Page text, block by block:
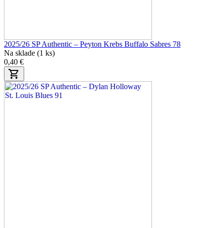
2025/26 SP Authentic – Peyton Krebs Buffalo Sabres 78
Na sklade (1 ks)
0,40 €